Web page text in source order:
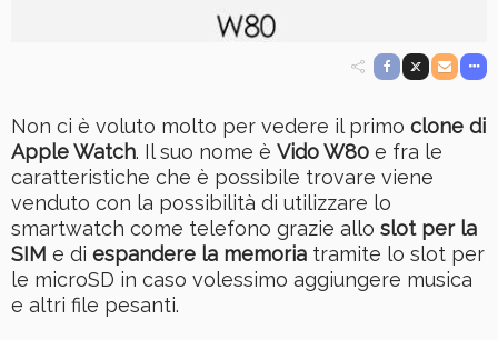
Non ci è voluto molto per vedere il primo clone di
Apple Watch. Il suo nome è Vido W80 e fra le
caratteristiche che è possibile trovare viene
venduto con la possibilità di utilizzare lo
smartwatch come telefono grazie allo slot per la
SIM e di espandere la memoria tramite lo slot per
le microSD in caso volessimo aggiungere musica
e altri file pesanti.